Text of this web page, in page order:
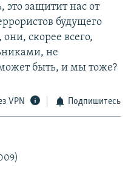
это защитит нас от
будущего
они, скорее всего,
не
быть, и мы тоже?
VPN Подпишитесь